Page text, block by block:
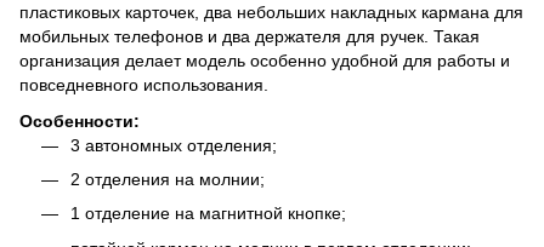
пластиковых карточек, два небольших накладных кармана для
мобильных телефонов и два держателя для ручек. Такая
организация делает модель особенно удобной для работы и
повседневного использования.
Особенности:
3 автономных отделения;
2 отделения на молнии;
1 отделение на магнитной кнопке;